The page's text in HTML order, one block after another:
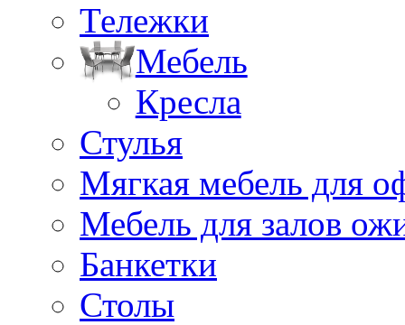
Тележки
Мебель
Кресла
Стулья
Мягкая мебель для
Мебель для залов
Банкетки
Столы